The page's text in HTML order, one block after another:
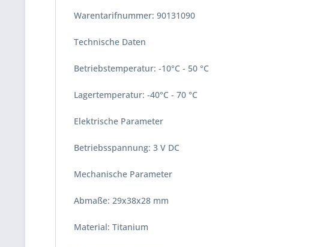
Warentarifnummer: 90131090
Technische Daten
Betriebstemperatur: -10°C - 50 °C
Lagertemperatur: -40°C - 70 °C
Elektrische Parameter
Betriebsspannung: 3 V DC
Mechanische Parameter
Abmaße: 29x38x28 mm
Material: Titanium